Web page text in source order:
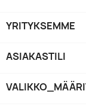
YRITYKSEMME
ASIAKASTILI